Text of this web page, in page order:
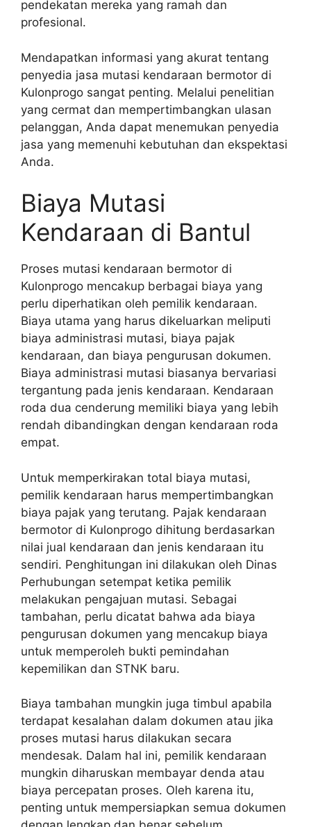
pendekatan mereka yang ramah dan
profesional.
Mendapatkan informasi yang akurat tentang
penyedia jasa mutasi kendaraan bermotor di
Kulonprogo sangat penting. Melalui penelitian
yang cermat dan mempertimbangkan ulasan
pelanggan, Anda dapat menemukan penyedia
jasa yang memenuhi kebutuhan dan ekspektasi
Anda.
Biaya Mutasi
Kendaraan di Bantul
Proses mutasi kendaraan bermotor di
Kulonprogo mencakup berbagai biaya yang
perlu diperhatikan oleh pemilik kendaraan.
Biaya utama yang harus dikeluarkan meliputi
biaya administrasi mutasi, biaya pajak
kendaraan, dan biaya pengurusan dokumen.
Biaya administrasi mutasi biasanya bervariasi
tergantung pada jenis kendaraan. Kendaraan
roda dua cenderung memiliki biaya yang lebih
rendah dibandingkan dengan kendaraan roda
empat.
Untuk memperkirakan total biaya mutasi,
pemilik kendaraan harus mempertimbangkan
biaya pajak yang terutang. Pajak kendaraan
bermotor di Kulonprogo dihitung berdasarkan
nilai jual kendaraan dan jenis kendaraan itu
sendiri. Penghitungan ini dilakukan oleh Dinas
Perhubungan setempat ketika pemilik
melakukan pengajuan mutasi. Sebagai
tambahan, perlu dicatat bahwa ada biaya
pengurusan dokumen yang mencakup biaya
untuk memperoleh bukti pemindahan
kepemilikan dan STNK baru.
Biaya tambahan mungkin juga timbul apabila
terdapat kesalahan dalam dokumen atau jika
proses mutasi harus dilakukan secara
mendesak. Dalam hal ini, pemilik kendaraan
mungkin diharuskan membayar denda atau
biaya percepatan proses. Oleh karena itu,
penting untuk mempersiapkan semua dokumen